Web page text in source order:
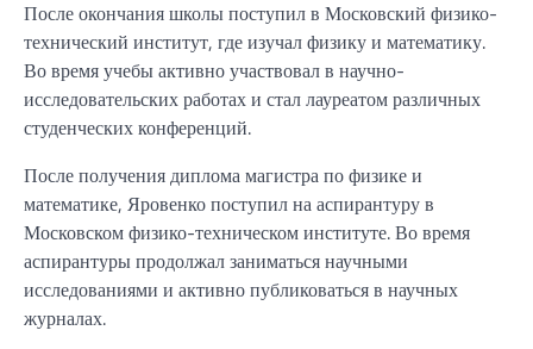
После окончания школы поступил в Московский физико-
технический институт, где изучал физику и математику.
Во время учебы активно участвовал в научно-
исследовательских работах и стал лауреатом различных
студенческих конференций.
После получения диплома магистра по физике и
математике, Яровенко поступил на аспирантуру в
Московском физико-техническом институте. Во время
аспирантуры продолжал заниматься научными
исследованиями и активно публиковаться в научных
журналах.